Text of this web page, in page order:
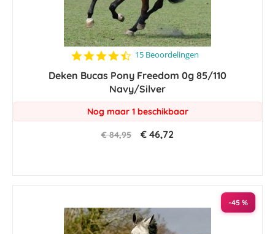
4.5
rating
15 Beoordelingen
Deken Bucas Pony Freedom 0g 85/110
Navy/Silver
Nog maar 1 beschikbaar
€ 84,95 € 46,72
-45 %